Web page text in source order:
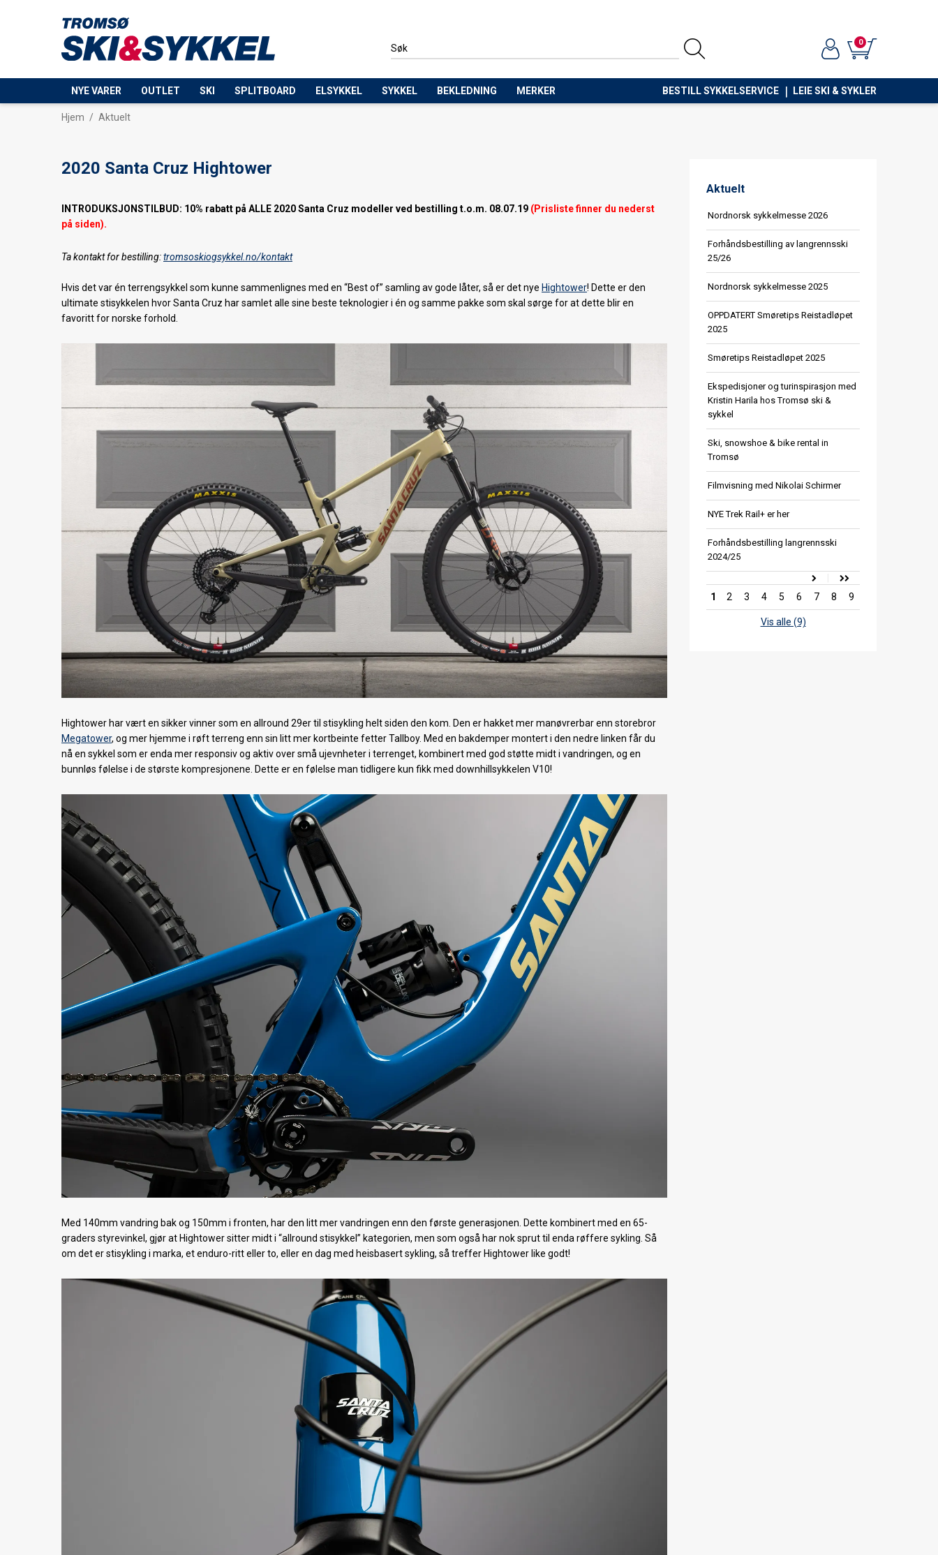
0
NYE VARER OUTLET SKI SPLITBOARD ELSYKKEL SYKKEL BEKLEDNING MERKER BESTILL SYKKELSERVICE LEIE SKI & SYKLER
Hjem / Aktuelt
Aktuelt
Nordnorsk sykkelmesse 2026
Forhåndsbestilling av langrennsski
25/26
Nordnorsk sykkelmesse 2025
OPPDATERT Smøretips Reistadløpet
2025
Smøretips Reistadløpet 2025
Ekspedisjoner og turinspirasjon med
Kristin Harila hos Tromsø ski &
sykkel
Ski, snowshoe & bike rental in
Tromsø
Filmvisning med Nikolai Schirmer
NYE Trek Rail+ er her
Forhåndsbestilling langrennsski
2024/25
1 2 3 4 5 6 7 8 9
Vis alle (9)
2020 Santa Cruz Hightower
INTRODUKSJONSTILBUD: 10% rabatt på ALLE 2020 Santa Cruz modeller ved bestilling t.o.m. 08.07.19 (Prisliste finner du nederst
på siden).
Ta kontakt for bestilling:tromsoskiogsykkel.no/kontakt
Hvis det var én terrengsykkel som kunne sammenlignes med en “Best of” samling av gode låter, så er det nye Hightower! Dette er den
ultimate stisykkelen hvor Santa Cruz har samlet alle sine beste teknologier i én og samme pakke som skal sørge for at dette blir en
favoritt for norske forhold.
Hightower har vært en sikker vinner som en allround 29er til stisykling helt siden den kom. Den er hakket mer manøvrerbar enn storebror
Megatower, og mer hjemme i røft terreng enn sin litt mer kortbeinte fetter Tallboy. Med en bakdemper montert i den nedre linken får du
nå en sykkel som er enda mer responsiv og aktiv over små ujevnheter i terrenget, kombinert med god støtte midt i vandringen, og en
bunnløs følelse i de største kompresjonene. Dette er en følelse man tidligere kun fikk med downhillsykkelen V10!
Med 140mm vandring bak og 150mm i fronten, har den litt mer vandringen enn den første generasjonen. Dette kombinert med en 65-
graders styrevinkel, gjør at Hightower sitter midt i “allround stisykkel” kategorien, men som også har nok sprut til enda røffere sykling. Så
om det er stisykling i marka, et enduro-ritt eller to, eller en dag med heisbasert sykling, så treffer Hightower like godt!